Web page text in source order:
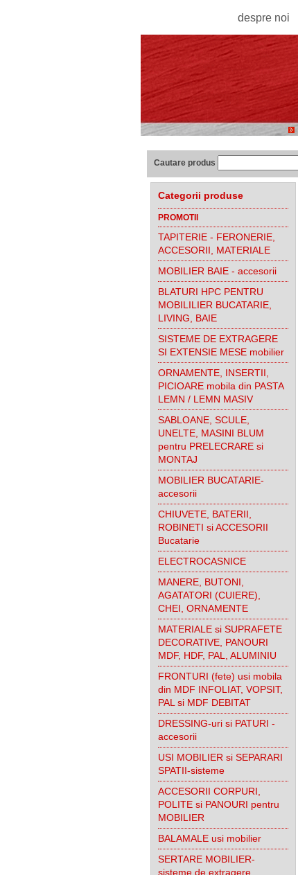
despre noi
Cautare produs
Categorii produse
PROMOTII
TAPITERIE - FERONERIE,
ACCESORII, MATERIALE
MOBILIER BAIE - accesorii
BLATURI HPC PENTRU
MOBILILIER BUCATARIE,
LIVING, BAIE
SISTEME DE EXTRAGERE
SI EXTENSIE MESE mobilier
ORNAMENTE, INSERTII,
PICIOARE mobila din PASTA
LEMN / LEMN MASIV
SABLOANE, SCULE,
UNELTE, MASINI BLUM
pentru PRELECRARE si
MONTAJ
MOBILIER BUCATARIE-
accesorii
CHIUVETE, BATERII,
ROBINETI si ACCESORII
Bucatarie
ELECTROCASNICE
MANERE, BUTONI,
AGATATORI (CUIERE),
CHEI, ORNAMENTE
MATERIALE si SUPRAFETE
DECORATIVE, PANOURI
MDF, HDF, PAL, ALUMINIU
FRONTURI (fete) usi mobila
din MDF INFOLIAT, VOPSIT,
PAL si MDF DEBITAT
DRESSING-uri si PATURI -
accesorii
USI MOBILIER si SEPARARI
SPATII-sisteme
ACCESORII CORPURI,
POLITE si PANOURI pentru
MOBILIER
BALAMALE usi mobilier
SERTARE MOBILIER-
sisteme de extragere